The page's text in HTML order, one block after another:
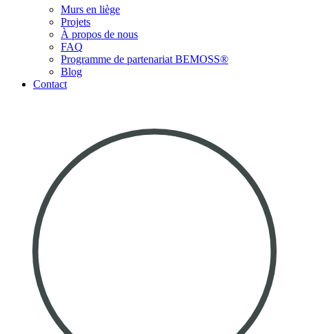
Murs en liège
Projets
À propos de nous
FAQ
Programme de partenariat BEMOSS®
Blog
Contact